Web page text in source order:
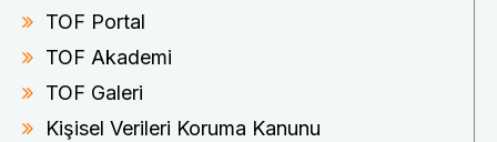
TOF Portal
TOF Akademi
TOF Galeri
Kişisel Verileri Koruma Kanunu